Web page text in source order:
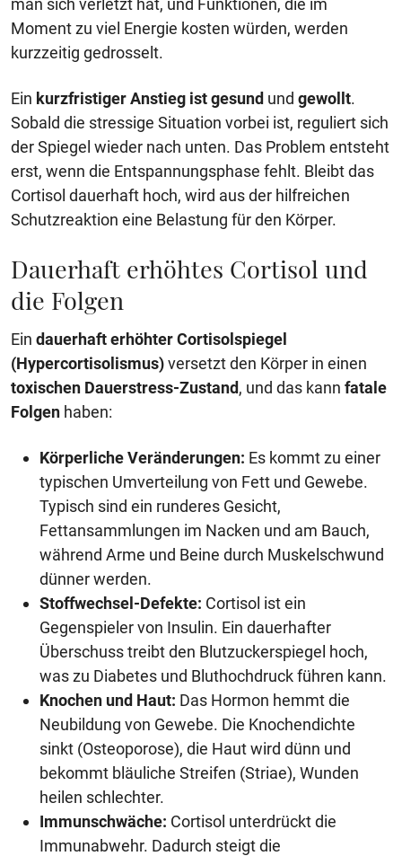
man sich verletzt hat, und Funktionen, die im
Moment zu viel Energie kosten würden, werden
kurzzeitig gedrosselt.
Ein kurzfristiger Anstieg ist gesund und gewollt.
Sobald die stressige Situation vorbei ist, reguliert sich
der Spiegel wieder nach unten. Das Problem entsteht
erst, wenn die Entspannungsphase fehlt. Bleibt das
Cortisol dauerhaft hoch, wird aus der hilfreichen
Schutzreaktion eine Belastung für den Körper.
Dauerhaft erhöhtes Cortisol und
die Folgen
Ein dauerhaft erhöhter Cortisolspiegel
(Hypercortisolismus)versetzt den Körper in einen
toxischen Dauerstress-Zustand, und das kann fatale
Folgen haben:
Körperliche Veränderungen: Es kommt zu einer
typischen Umverteilung von Fett und Gewebe.
Typisch sind ein runderes Gesicht,
Fettansammlungen im Nacken und am Bauch,
während Arme und Beine durch Muskelschwund
dünner werden.
Stoffwechsel-Defekte: Cortisol ist ein
Gegenspieler von Insulin. Ein dauerhafter
Überschuss treibt den Blutzuckerspiegel hoch,
was zu Diabetes und Bluthochdruck führen kann.
Knochen und Haut: Das Hormon hemmt die
Neubildung von Gewebe. Die Knochendichte
sinkt (Osteoporose), die Haut wird dünn und
bekommt bläuliche Streifen (Striae), Wunden
heilen schlechter.
Immunschwäche: Cortisol unterdrückt die
Immunabwehr. Dadurch steigt die